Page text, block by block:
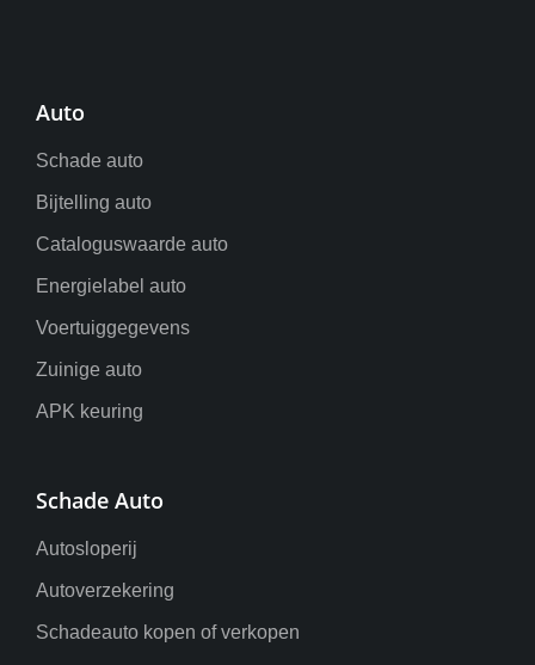
Auto
Schade auto
Bijtelling auto
Cataloguswaarde auto
Energielabel auto
Voertuiggegevens
Zuinige auto
APK keuring
Schade Auto
Autosloperij
Autoverzekering
Schadeauto kopen of verkopen